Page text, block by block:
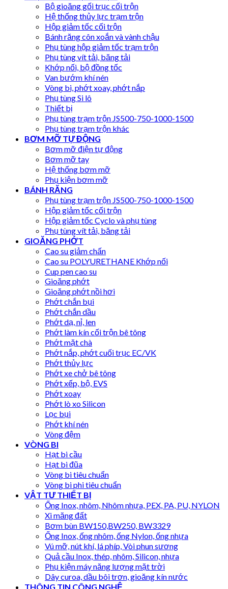
Bộ gioăng gối trục cối trộn
Hệ thống thủy lực trạm trộn
Hộp giảm tốc cối trộn
Bánh răng côn xoắn và vành chậu
Phụ tùng hộp giảm tốc trạm trộn
Phụ tùng vít tải, băng tải
Khớp nối, bộ đồng tốc
Van bướm khí nén
Vòng bi, phớt xoay, phớt nắp
Phụ tùng Si lô
Thiết bị
Phụ tùng trạm trộn JS500-750-1000-1500
Phụ tùng trạm trộn khác
BƠM MỠ TỰ ĐỘNG
Bơm mỡ điện tự động
Bơm mỡ tay
Hệ thống bơm mỡ
Phụ kiện bơm mỡ
BÁNH RĂNG
Phụ tùng trạm trộn JS500-750-1000-1500
Hộp giảm tốc cối trộn
Hộp giảm tốc Cyclo và phụ tùng
Phụ tùng vít tải, băng tải
GIOĂNG PHỚT
Cao su giảm chấn
Cao su POLYURETHANE Khớp nối
Cup pen cao su
Gioăng phớt
Gioăng phớt nồi hơi
Phớt chắn bụi
Phớt chắn dầu
Phớt dạ, nỉ, len
Phớt làm kín cối trộn bê tông
Phớt mặt chà
Phớt nắp, phớt cuối trục EC/VK
Phớt thủy lực
Phớt xe chở bê tông
Phớt xếp, bộ, EVS
Phớt xoay
Phớt lò xo Silicon
Lọc bụi
Phớt khí nén
Vòng đệm
VÒNG BI
Hạt bi cầu
Hạt bi đũa
Vòng bi tiêu chuẩn
Vòng bi phi tiêu chuẩn
VẬT TƯ THIẾT BỊ
Ống Inox, nhôm, Nhôm nhựa, PEX, PA, PU, NYLON
Xi măng đất
Bơm bùn BW150,BW250, BW3329
Ống Inox, ống nhôm, ống Nylon, ống nhựa
Vú mỡ, nút khí, lá phíp, Vòi phun sương
Quả cầu Inox, thép, nhôm, Silicon, nhựa
Phụ kiện máy năng lượng mặt trời
Dây curoa, dầu bôi trơn, gioăng kín nước
THÔNG TIN CÔNG NGHỆ